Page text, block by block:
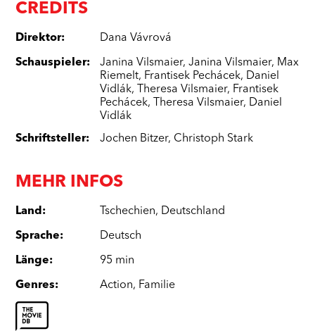
CREDITS
Direktor: Dana Vávrová
Schauspieler: Janina Vilsmaier,Janina Vilsmaier, Max
Riemelt, Frantisek Pechácek, Daniel
Vidlák, Theresa Vilsmaier, Frantisek
Pechácek, Theresa Vilsmaier, Daniel
Vidlák
Schriftsteller: Jochen Bitzer, Christoph Stark
MEHR INFOS
Land: Tschechien, Deutschland
Sprache: Deutsch
Länge: 95 min
Genres: Action, Familie